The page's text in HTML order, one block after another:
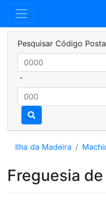
Pesquisar Código
-
Ilha da Madeira
Freguesia